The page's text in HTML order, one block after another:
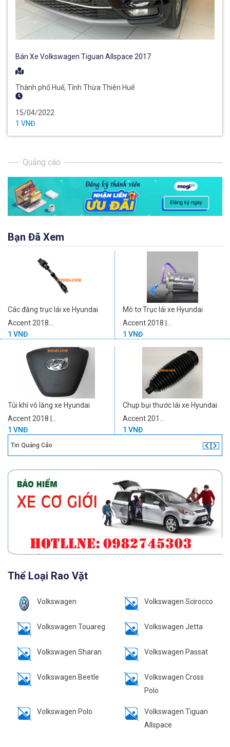
Bán Xe Volkswagen Tiguan Allspace 2017
Thành phố Huế, Tỉnh Thừa Thiên Huế
15/04/2022
1 VNĐ
Bạn Đã Xem
Các đăng trục lái xe Hyundai
Accent 2018...
1 VNĐ
Mô tơ Trục lái xe Hyundai
Accent 2018 |...
1 VNĐ
Túi khí vô lăng xe Hyundai
Accent 2018 |...
1 VNĐ
Chụp bụi thước lái xe Hyundai
Accent 201...
1 VNĐ
Tin Quảng Cáo
Thể Loại Rao Vặt
Volkswagen Volkswagen Scirocco
Volkswagen Touareg Volkswagen Jetta
Volkswagen Sharan Volkswagen Passat
Volkswagen Beetle
Volkswagen Cross
Polo
Volkswagen Polo
Volkswagen Tiguan
Allspace